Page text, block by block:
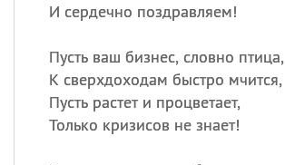
И сердечно поздравляем!
Пусть ваш бизнес, словно птица,
К сверхдоходам быстро мчится,
Пусть растет и процветает,
Только кризисов не знает!